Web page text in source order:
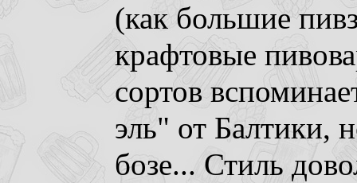
(как большие
крафтовые
сортов
эль" от Балтики,
бозе... Стиль